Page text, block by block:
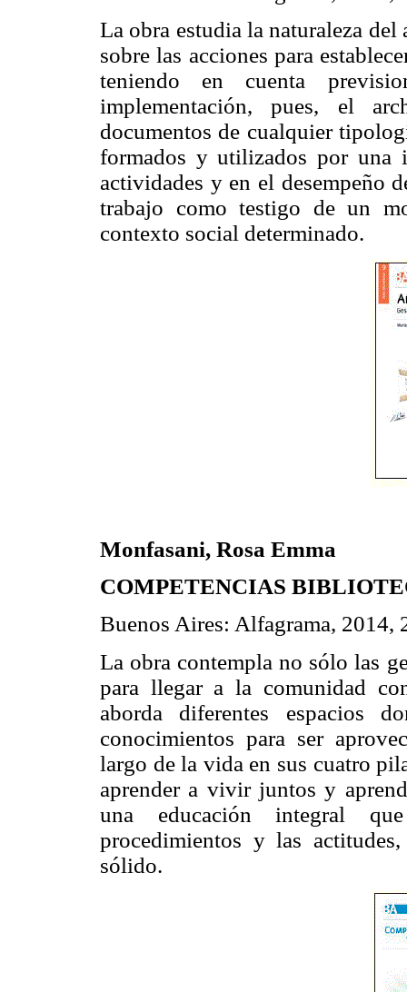
La obra estudia la naturaleza
sobre las acciones para
teniendo en cuenta
implementación, pues, el
documentos de cualquier
formados y utilizados por una
actividades y en el desempeño
trabajo como testigo de un
contexto social determinado.
Monfasani, Rosa Emma
COMPETENCIAS
Buenos Aires: Alfagrama, 2014,
La obra contempla no sólo las
para llegar a la comunidad
aborda diferentes espacios
conocimientos para ser
largo de la vida en sus cuatro
aprender a vivir juntos y
una educación integral
procedimientos y las
sólido.